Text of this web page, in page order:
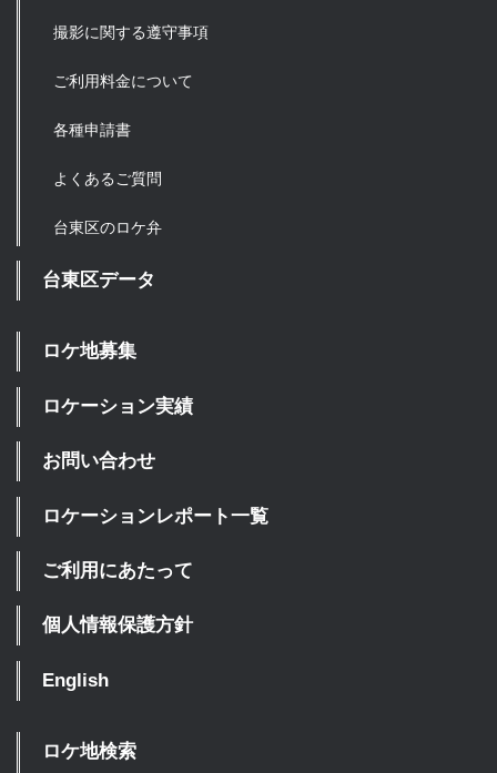
撮影に関する遵守事項
ご利用料金について
各種申請書
よくあるご質問
台東区のロケ弁
台東区データ
ロケ地募集
ロケーション実績
お問い合わせ
ロケーションレポート一覧
ご利用にあたって
個人情報保護方針
English
ロケ地検索